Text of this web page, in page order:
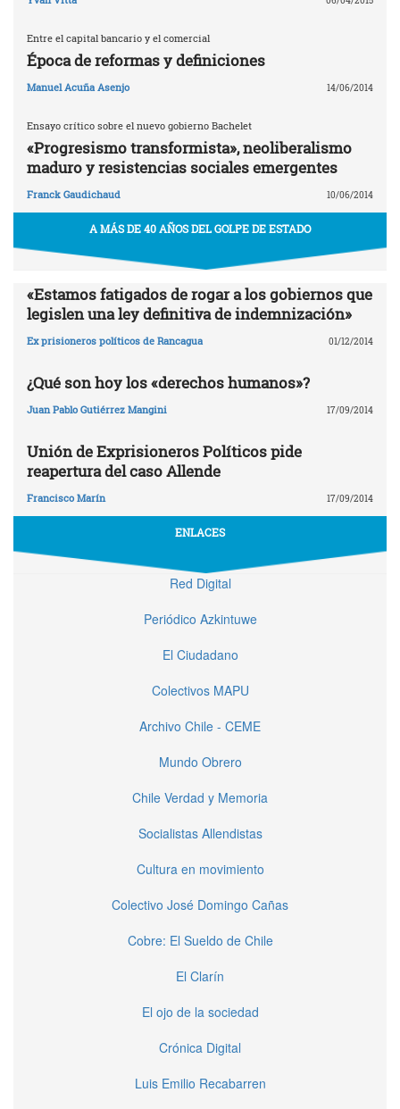
Entre el capital bancario y el comercial
Época de reformas y definiciones
Manuel Acuña Asenjo 14/06/2014
Ensayo crítico sobre el nuevo gobierno Bachelet
«Progresismo transformista», neoliberalismo
maduro y resistencias sociales emergentes
Franck Gaudichaud 10/06/2014
A MÁS DE 40 AÑOS DEL GOLPE DE ESTADO
«Estamos fatigados de rogar a los gobiernos que
legislen una ley definitiva de indemnización»
Ex prisioneros políticos de Rancagua 01/12/2014
¿Qué son hoy los «derechos humanos»?
Juan Pablo Gutiérrez Mangini 17/09/2014
Unión de Exprisioneros Políticos pide
reapertura del caso Allende
Francisco Marín 17/09/2014
ENLACES
Red Digital
Periódico Azkintuwe
El Ciudadano
Colectivos MAPU
Archivo Chile - CEME
Mundo Obrero
Chile Verdad y Memoria
Socialistas Allendistas
Cultura en movimiento
Colectivo José Domingo Cañas
Cobre: El Sueldo de Chile
El Clarín
El ojo de la sociedad
Crónica Digital
Luis Emilio Recabarren